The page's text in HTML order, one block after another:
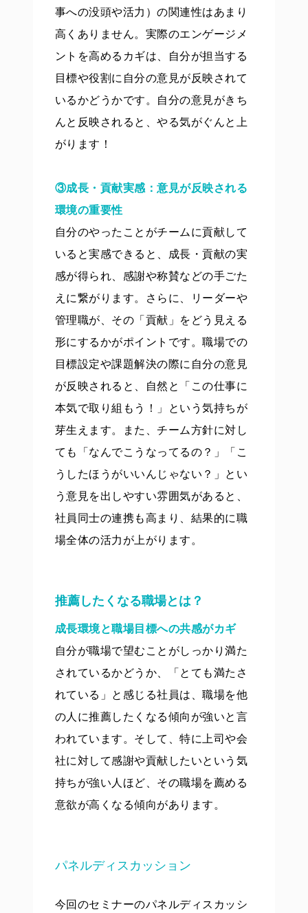
事への没頭や活力）の関連性はあまり
高くありません。実際のエンゲージメ
ントを高めるカギは、自分が担当する
目標や役割に自分の意見が反映されて
いるかどうかです。自分の意見がきち
んと反映されると、やる気がぐんと上
がります！
③成長・貢献実感：意見が反映される
環境の重要性
自分のやったことがチームに貢献して
いると実感できると、成長・貢献の実
感が得られ、感謝や称賛などの手ごた
えに繋がります。さらに、リーダーや
管理職が、その「貢献」をどう見える
形にするかがポイントです。職場での
目標設定や課題解決の際に自分の意見
が反映されると、自然と「この仕事に
本気で取り組もう！」という気持ちが
芽生えます。また、チーム方針に対し
ても「なんでこうなってるの？」「こ
うしたほうがいいんじゃない？」とい
う意見を出しやすい雰囲気があると、
社員同士の連携も高まり、結果的に職
場全体の活力が上がります。
推薦したくなる職場とは？
成長環境と職場目標への共感がカギ
自分が職場で望むことがしっかり満た
されているかどうか、「とても満たさ
れている」と感じる社員は、職場を他
の人に推薦したくなる傾向が強いと言
われています。そして、特に上司や会
社に対して感謝や貢献したいという気
持ちが強い人ほど、その職場を薦める
意欲が高くなる傾向があります。
パネルディスカッション
今回のセミナーのパネルディスカッシ